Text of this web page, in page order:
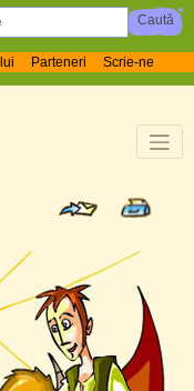
Parteneri Scrie-ne